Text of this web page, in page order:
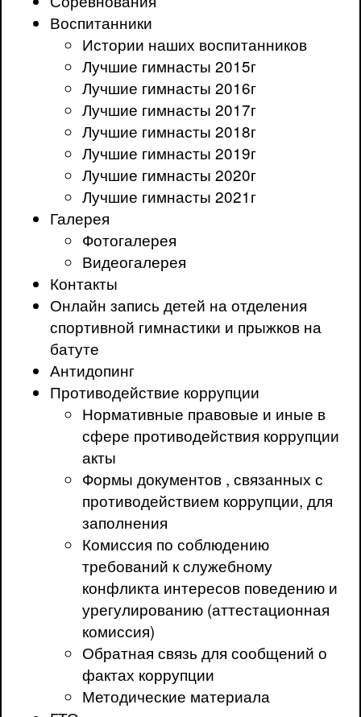
Воспитанники
Истории наших воспитанников
Лучшие гимнасты 2015г
Лучшие гимнасты 2016г
Лучшие гимнасты 2017г
Лучшие гимнасты 2018г
Лучшие гимнасты 2019г
Лучшие гимнасты 2020г
Лучшие гимнасты 2021г
Галерея
Фотогалерея
Видеогалерея
Контакты
Онлайн запись детей на отделения
спортивной гимнастики и прыжков на
батуте
Антидопинг
Противодействие коррупции
Нормативные правовые и иные в
сфере противодействия коррупции
акты
Формы документов , связанных с
противодействием коррупции, для
заполнения
Комиссия по соблюдению
требований к служебному
конфликта интересов поведению и
урегулированию (аттестационная
комиссия)
Обратная связь для сообщений о
фактах коррупции
Методические материала